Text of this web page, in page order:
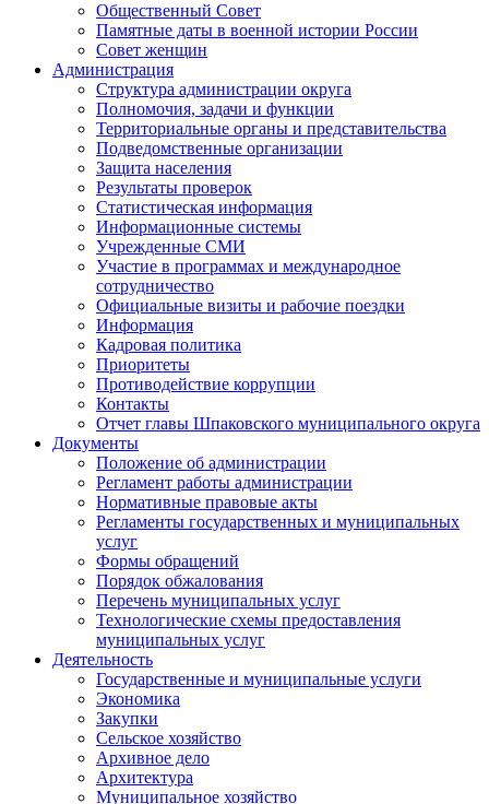
Общественный Совет
Памятные даты в военной истории России
Совет женщин
Администрация
Структура администрации округа
Полномочия, задачи и функции
Территориальные органы и представительства
Подведомственные организации
Защита населения
Результаты проверок
Статистическая информация
Информационные системы
Учрежденные СМИ
Участие в программах и международное
сотрудничество
Официальные визиты и рабочие поездки
Информация
Кадровая политика
Приоритеты
Противодействие коррупции
Контакты
Отчет главы Шпаковского муниципального округа
Документы
Положение об администрации
Регламент работы администрации
Нормативные правовые акты
Регламенты государственных и муниципальных
услуг
Формы обращений
Порядок обжалования
Перечень муниципальных услуг
Технологические схемы предоставления
муниципальных услуг
Деятельность
Государственные и муниципальные услуги
Экономика
Закупки
Сельское хозяйство
Архивное дело
Архитектура
Муниципальное хозяйство